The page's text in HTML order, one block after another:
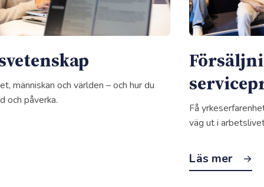
människan och världen – och hur du
och påverka.
Få
väg ut i
Läs mer